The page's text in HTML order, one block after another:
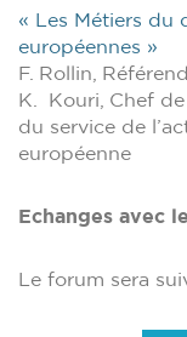
« Les Métiers du
européennes »
F. Rollin,
K. Kouri, Chef
du service de
européenne
Echanges avec
Le forum sera